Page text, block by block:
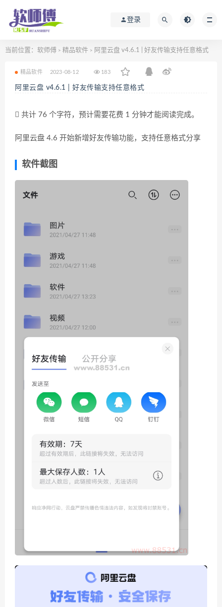
登录
当前位置： 软师傅 > 精品软件 > 阿里云盘 v4.6.1 | 好友传输支持任意格式
精品软件 2023-08-12 183
阿里云盘 v4.6.1 | 好友传输支持任意格式
共计 76 个字符，预计需要花费 1 分钟才能阅读完成。
阿里云盘 4.6 开始新增好友传输功能，支持任意格式分享
软件截图